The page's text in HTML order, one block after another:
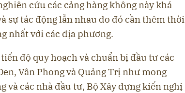
cứu các cảng hàng không này khá
sự tác động lẫn nhau do đó cần thêm thời
nhất với các địa phương.
độ quy hoạch và chuẩn bị đầu tư các
Vân Phong và Quảng Trị như mong
và các nhà đầu tư, Bộ Xây dựng kiến nghị